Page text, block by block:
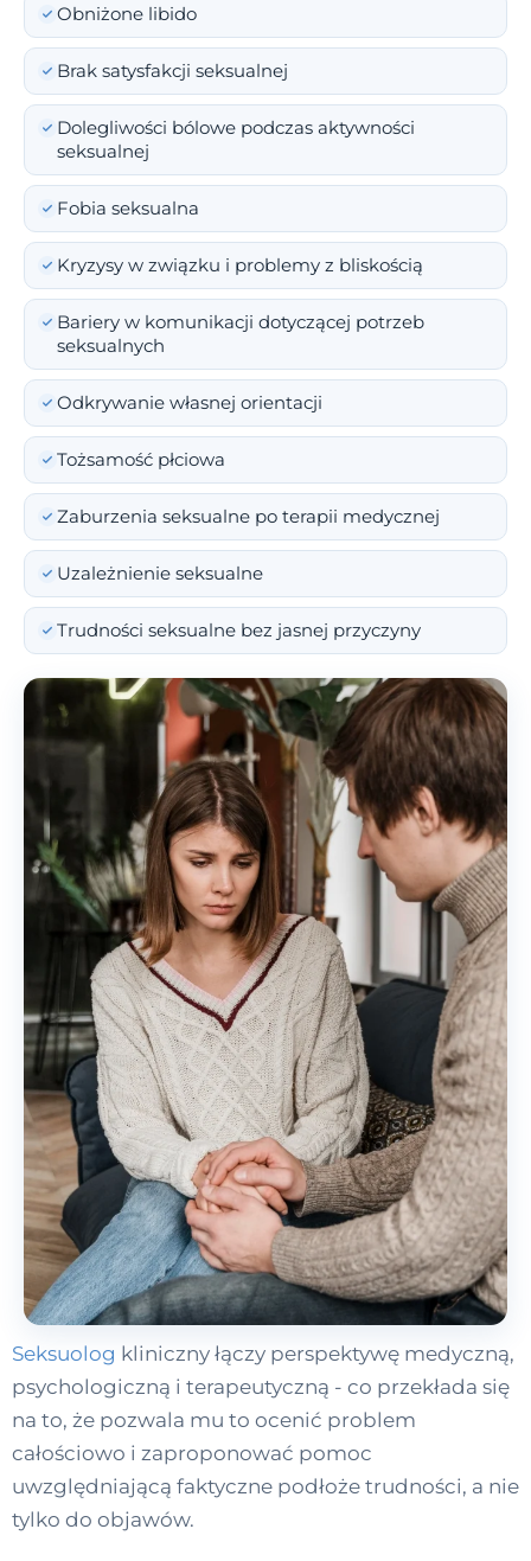
Obniżone libido
Brak satysfakcji seksualnej
Dolegliwości bólowe podczas aktywności
seksualnej
Fobia seksualna
Kryzysy w związku i problemy z bliskością
Bariery w komunikacji dotyczącej potrzeb
seksualnych
Odkrywanie własnej orientacji
Tożsamość płciowa
Zaburzenia seksualne po terapii medycznej
Uzależnienie seksualne
Trudności seksualne bez jasnej przyczyny
Seksuolog kliniczny łączy perspektywę medyczną,
psychologiczną i terapeutyczną - co przekłada się
na to, że pozwala mu to ocenić problem
całościowo i zaproponować pomoc
uwzględniającą faktyczne podłoże trudności, a nie
tylko do objawów.